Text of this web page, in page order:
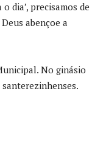
dia’, precisamos de
abençoe a
No ginásio